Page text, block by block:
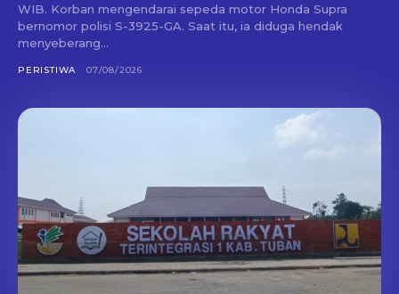
WIB. Korban mengendarai sepeda motor Honda Supra
bernomor polisi S-3925-GA. Saat itu, ia diduga hendak
menyeberang...
PERISTIWA 07/08/2026